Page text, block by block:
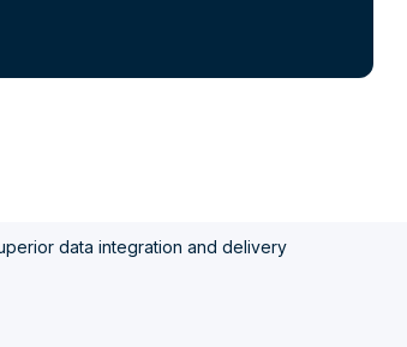
data integration and delivery